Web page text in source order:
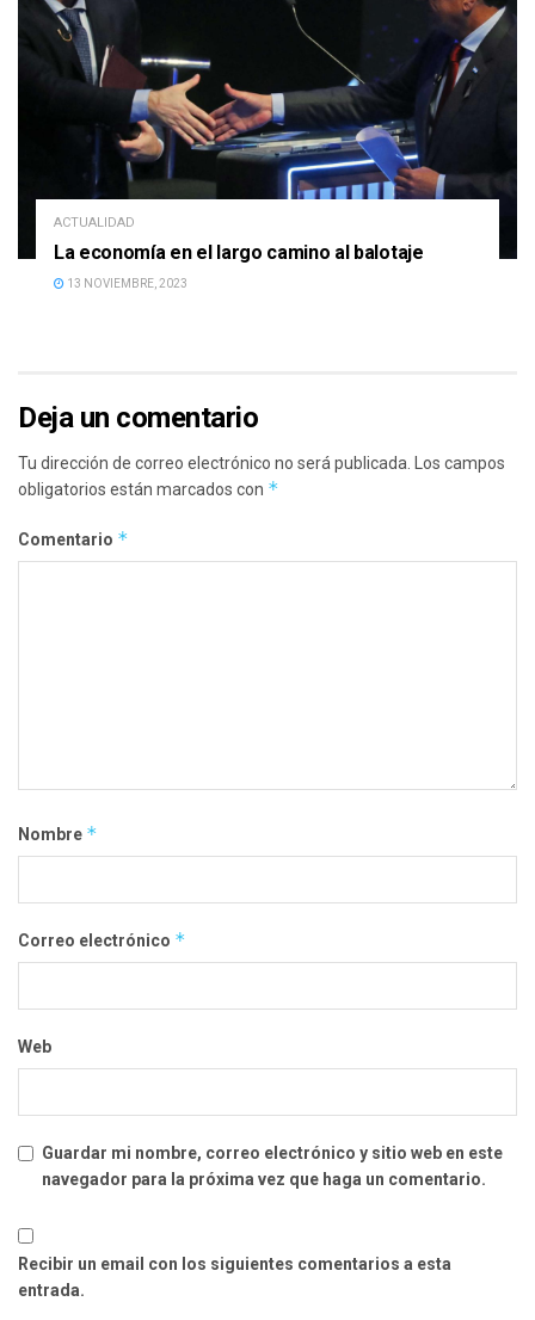
ACTUALIDAD
La economía en el largo camino al balotaje
13 NOVIEMBRE, 2023
Deja un comentario
Tu dirección de correo electrónico no será publicada. Los campos
obligatorios están marcados con *
Comentario *
Nombre *
Correo electrónico *
Web
Guardar mi nombre, correo electrónico y sitio web en este
navegador para la próxima vez que haga un comentario.
Recibir un email con los siguientes comentarios a esta
entrada.